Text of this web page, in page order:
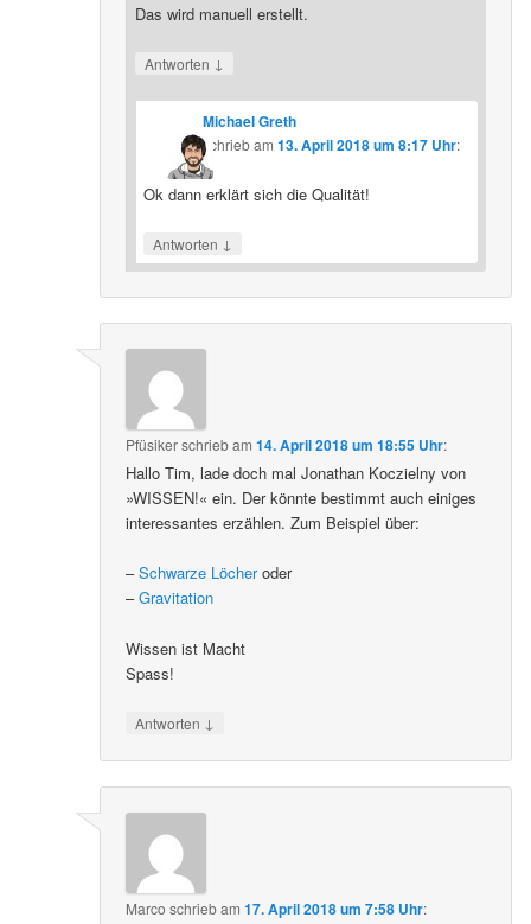
Das wird manuell erstellt.
Antworten ↓
Michael Greth
schriebam13. April 2018 um 8:17 Uhr:
Ok dann erklärt sich die Qualität!
Antworten ↓
Pfüsikerschriebam14. April 2018 um 18:55 Uhr:
Hallo Tim, lade doch mal Jonathan Koczielny von
»WISSEN!« ein. Der könnte bestimmt auch einiges
interessantes erzählen. Zum Beispiel über:
–Schwarze Löcheroder
–Gravitation
Wissen ist Macht
Spass!
Antworten ↓
Marco schriebam17. April 2018 um 7:58 Uhr: